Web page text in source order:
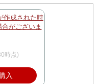
時点)
入